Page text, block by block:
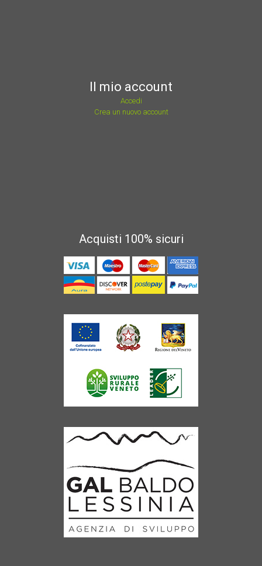
Il mio account
Accedi
Crea un nuovo account
Acquisti 100% sicuri